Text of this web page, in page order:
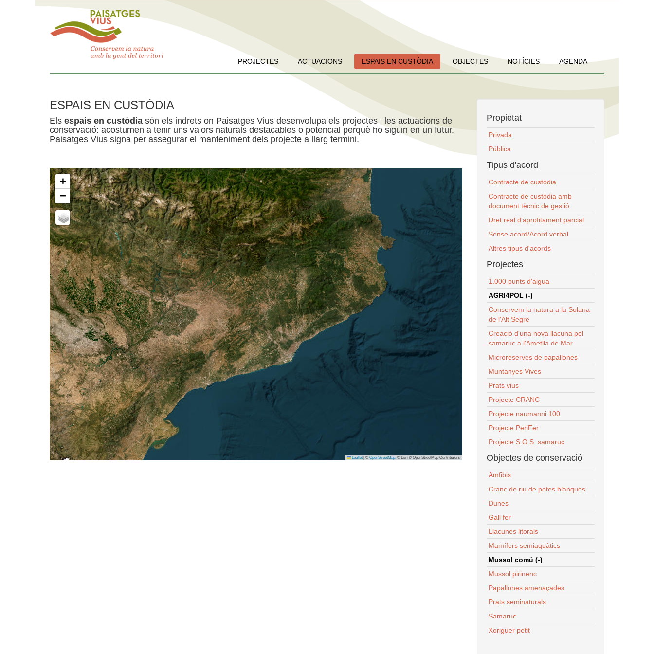
PROJECTES ACTUACIONS ESPAIS EN CUSTÒDIA OBJECTES NOTÍCIES AGENDA
ESPAIS EN CUSTÒDIA
Els espais en custòdia són els indrets on Paisatges Vius desenvolupa els projectes i les actuacions de
conservació: acostumen a tenir uns valors naturals destacables o potencial perquè ho siguin en un futur.
Paisatges Vius signa per assegurar el manteniment dels projecte a llarg termini.
+
−
Leaflet © OpenStreetMap, © Esri © OpenStreetMap Contributors
Propietat
Privada
Pública
Tipus d'acord
Contracte de custòdia
Contracte de custòdia amb
document tècnic de gestió
Dret real d'aprofitament parcial
Sense acord/Acord verbal
Altres tipus d'acords
Projectes
1.000 punts d'aigua
AGRI4POL (-)
Conservem la natura a la Solana
de l'Alt Segre
Creació d'una nova llacuna pel
samaruc a l'Ametlla de Mar
Microreserves de papallones
Muntanyes Vives
Prats vius
Projecte CRANC
Projecte naumanni 100
Projecte PeriFer
Projecte S.O.S. samaruc
Objectes de conservació
Amfibis
Cranc de riu de potes blanques
Dunes
Gall fer
Llacunes litorals
Mamífers semiaquàtics
Mussol comú (-)
Mussol pirinenc
Papallones amenaçades
Prats seminaturals
Samaruc
Xoriguer petit